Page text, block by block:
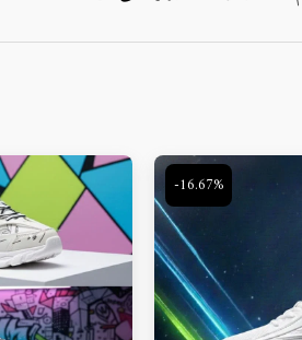
-16.67%